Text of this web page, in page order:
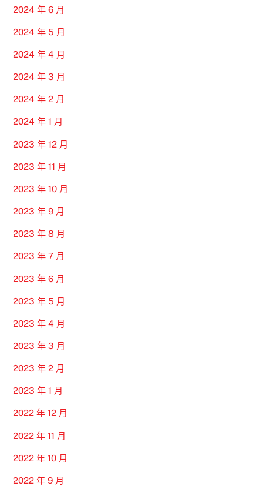
2024 年 6 月
2024 年 5 月
2024 年 4 月
2024 年 3 月
2024 年 2 月
2024 年 1 月
2023 年 12 月
2023 年 11 月
2023 年 10 月
2023 年 9 月
2023 年 8 月
2023 年 7 月
2023 年 6 月
2023 年 5 月
2023 年 4 月
2023 年 3 月
2023 年 2 月
2023 年 1 月
2022 年 12 月
2022 年 11 月
2022 年 10 月
2022 年 9 月